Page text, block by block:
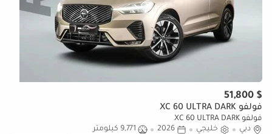
$ 51,800
فولفو XC 60 ULTRA DARK
فولفو XC 60 ULTRA DARK
دبي
خليجي 2026
9,771 كيلومتر